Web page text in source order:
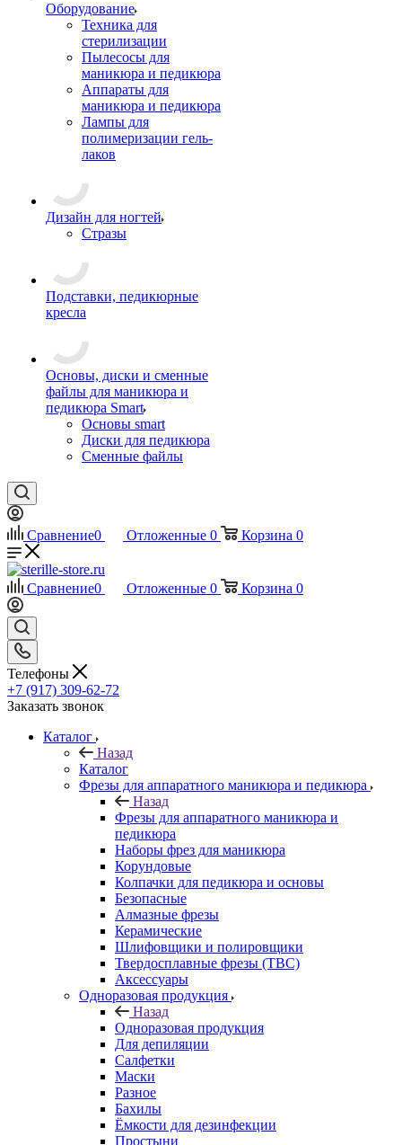
Оборудование
Техника для
стерилизации
Пылесосы для
маникюра и педикюра
Аппараты для
маникюра и педикюра
Лампы для
полимеризации гель-
лаков
Дизайн для ногтей
Стразы
Подставки, педикюрные
кресла
Основы, диски и сменные
файлы для маникюра и
педикюра Smart
Основы smart
Диски для педикюра
Сменные файлы
Сравнение0 Отложенные 0 Корзина 0
Сравнение0 Отложенные 0 Корзина 0
Телефоны
+7 (917) 309-62-72
Заказать звонок
Каталог
Назад
Каталог
Фрезы для аппаратного маникюра и педикюра
Назад
Фрезы для аппаратного маникюра и
педикюра
Наборы фрез для маникюра
Корундовые
Колпачки для педикюра и основы
Безопасные
Алмазные фрезы
Керамические
Шлифовщики и полировщики
Твердосплавные фрезы (ТВС)
Аксессуары
Одноразовая продукция
Назад
Одноразовая продукция
Для депиляции
Салфетки
Маски
Разное
Бахилы
Ёмкости для дезинфекции
Простыни